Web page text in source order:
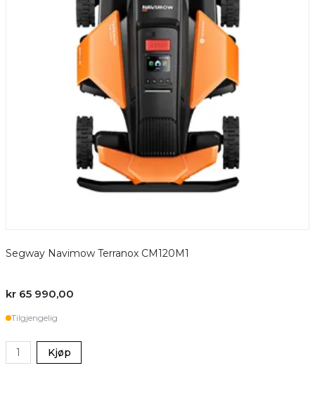
Segway Navimow Terranox CM120M1
kr 65 990,00
Tilgjengelig
Kjøp